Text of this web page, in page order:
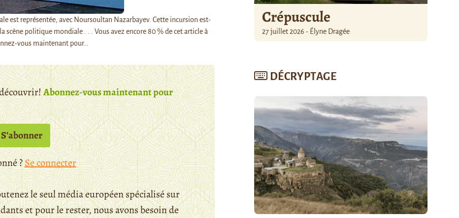
est représentée, avec Noursoultan Nazarbayev. Cette incursion est-
politique mondiale . . . Vous avez encore 80 % de cet article à
vous maintenant pour…
découvrir!Abonnez-vous maintenant pour
S’abonner
?Se connecter
le seul média européen spécialisé sur
et pour le rester, nous avons besoin de
Crépuscule
27 juillet 2026 - Élyne Dragée
DÉCRYPTAGE